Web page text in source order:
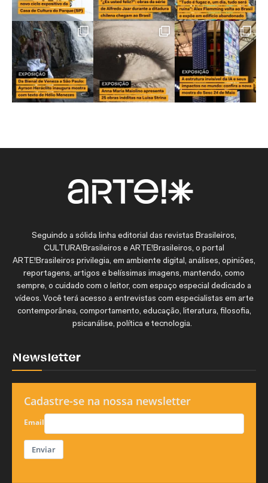
Seguindo a sólida linha editorial das revistas Brasileiros,
CULTURA!Brasileiros e ARTE!Brasileiros, o portal
ARTE!Brasileiros privilegia, em ambiente digital, análises, opiniões,
reportagens, artigos e belíssimas imagens, mantendo, como
sempre, o cuidado com o leitor, com espaço especial dedicado a
vídeos. Você terá acesso a entrevistas com especialistas em arte
contemporânea, comportamento, educação, literatura, filosofia,
psicanálise, política e tecnologia.
Newsletter
Cadastre-se na nossa newsletter
Email
Enviar